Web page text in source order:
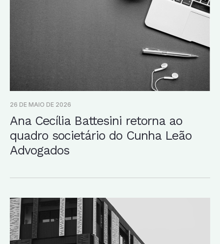
26 DE MAIO DE 2026
Ana Cecília Battesini retorna ao
quadro societário do Cunha Leão
Advogados